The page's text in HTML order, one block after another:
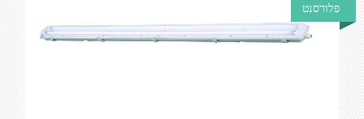
פלורסנט